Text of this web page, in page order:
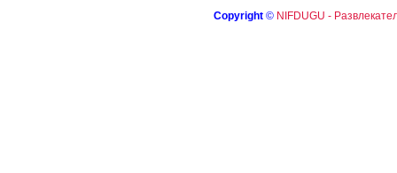
Copyright © NIFDUGU -